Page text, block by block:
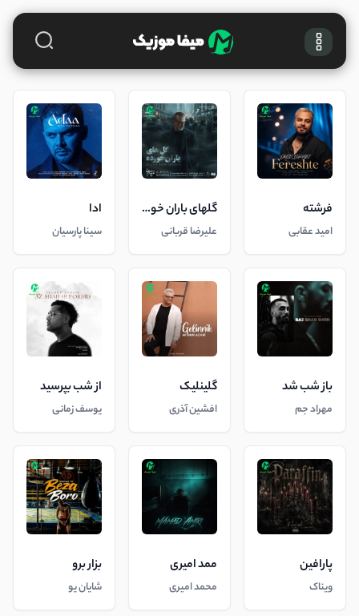
فرشته
امید عقابی
گلهای باران خورده
علیرضا قربانی
ادا
سینا پارسیان
باز شب شد
مهراد جم
گلینلیک
افشین آذری
از شب بپرسید
یوسف زمانی
پارافین
ویناک
ممد امیری
محمد امیری
بزار برو
شایان یو